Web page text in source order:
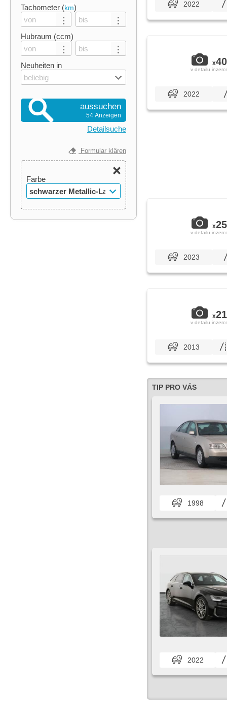
Tachometer (km)
Hubraum (ccm)
Neuheiten in
beliebig
aussuchen
54 Anzeigen
Detailsuche
Formular klären
Farbe
schwarzer Metallic-Lack
2022
x40
v detailu
2022
x25
v detailu
2023
x21
v detailu
2013
TIP PRO VÁS
1998
2022